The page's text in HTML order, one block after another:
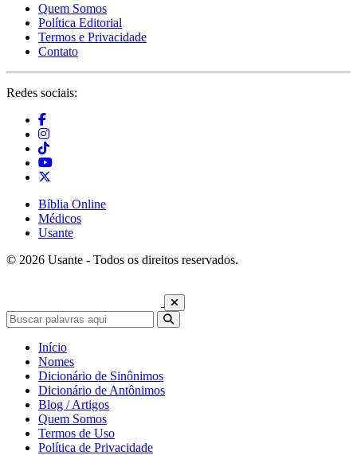
Quem Somos
Política Editorial
Termos e Privacidade
Contato
Redes sociais:
Bíblia Online
Médicos
Usante
© 2026 Usante - Todos os direitos reservados.
Início
Nomes
Dicionário de Sinônimos
Dicionário de Antônimos
Blog / Artigos
Quem Somos
Termos de Uso
Política de Privacidade